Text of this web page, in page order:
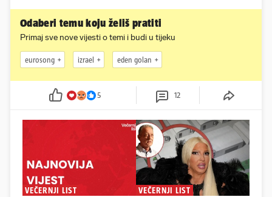
Odaberi temu koju želiš pratiti
Primaj sve nove vijesti o temi i budi u tijeku
eurosong izrael eden golan
5 12